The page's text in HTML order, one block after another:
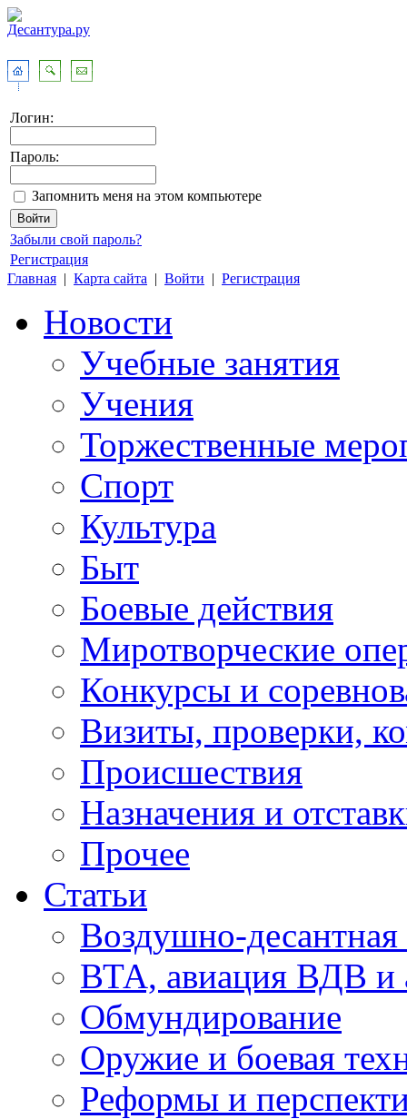
Логин:
Пароль:
Запомнить меня на этом компьютере
Забыли свой пароль?
Регистрация
Главная | Карта сайта | Войти | Регистрация
Новости
Учебные занятия
Учения
Торжественные
Спорт
Культура
Быт
Боевые действия
Миротворческие
Конкурсы и
Визиты, проверки,
Происшествия
Назначения и
Прочее
Статьи
Воздушно-десантная
ВТА, авиация ВДВ и
Обмундирование
Оружие и боевая
Реформы и